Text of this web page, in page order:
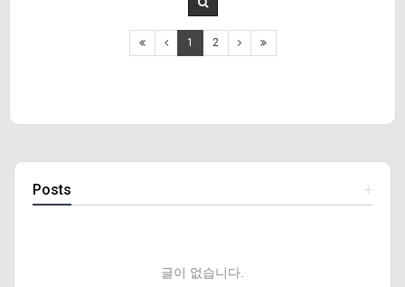
1 2
+
Posts
글이 없습니다.